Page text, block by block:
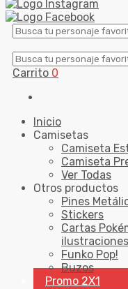
Carrito 0
Inicio
Camisetas
Camiseta
Camiseta
Ver Todas
Otros productos
Pines
Stickers
Cartas
Funko Pop!
Buzos
Promo 2X1